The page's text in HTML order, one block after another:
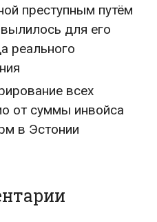
преступным путём
для его
реального
всех
от суммы инвойса
в Эстонии